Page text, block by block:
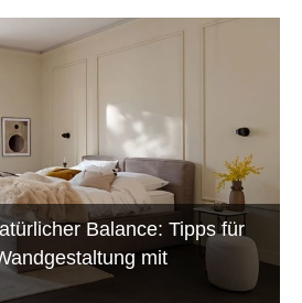
Balance: Tipps für
mit